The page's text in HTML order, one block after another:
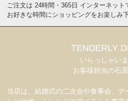
ご注文は 24時間・365日 インターネット
お好きな時間にショッピングをお楽しみ下
TENDERLY
いらっしゃいま
お客様担当の石原
当店は、結婚式の二次会や食事会、